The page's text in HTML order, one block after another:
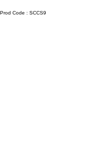
Prod Code : SCCS9